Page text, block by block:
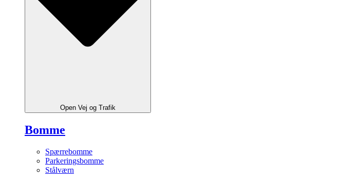
Open Vej og Trafik
Bomme
Spærrebomme
Parkeringsbomme
Stålværn